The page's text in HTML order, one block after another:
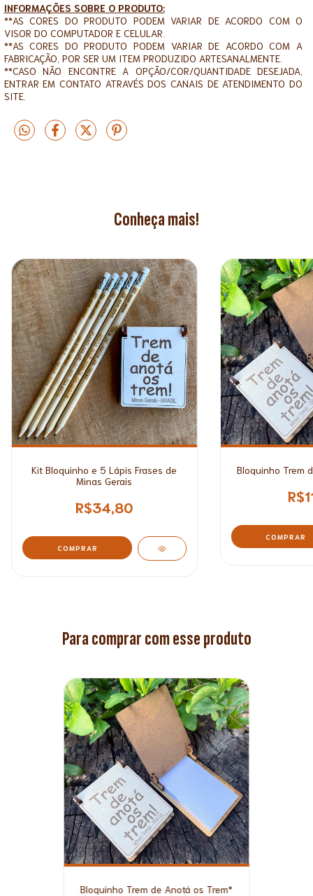
INFORMAÇÕES SOBRE O PRODUTO:
**AS CORES DO PRODUTO PODEM VARIAR DE ACORDO COM O
VISOR DO COMPUTADOR E CELULAR.
**AS CORES DO PRODUTO PODEM VARIAR DE ACORDO COM A
FABRICAÇÃO, POR SER UM ITEM PRODUZIDO ARTESANALMENTE.
**CASO NÃO ENCONTRE A OPÇÃO/COR/QUANTIDADE DESEJADA,
ENTRAR EM CONTATO ATRAVÉS DOS CANAIS DE ATENDIMENTO DO
SITE.
Conheça mais!
Kit Bloquinho e 5 Lápis Frases de
Minas Gerais
R$34,80
Bloquinho Trem
Para comprar com esse produto
Bloquinho Trem de Anotá os Trem*